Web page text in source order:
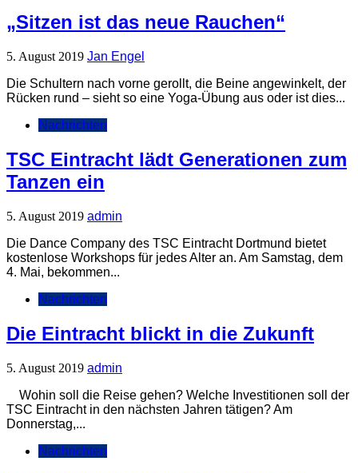
„Sitzen ist das neue Rauchen“
5. August 2019 Jan Engel
Die Schultern nach vorne gerollt, die Beine angewinkelt, der
Rücken rund – sieht so eine Yoga-Übung aus oder ist dies...
Nachrichten
TSC Eintracht lädt Generationen zum
Tanzen ein
5. August 2019 admin
Die Dance Company des TSC Eintracht Dortmund bietet
kostenlose Workshops für jedes Alter an. Am Samstag, dem
4. Mai, bekommen...
Nachrichten
Die Eintracht blickt in die Zukunft
5. August 2019 admin
Wohin soll die Reise gehen? Welche Investitionen soll der
TSC Eintracht in den nächsten Jahren tätigen? Am
Donnerstag,...
Nachrichten